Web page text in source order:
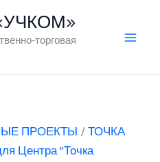
торговая
ПРОЕКТЫ / ТОЧКА
Центра "Точка